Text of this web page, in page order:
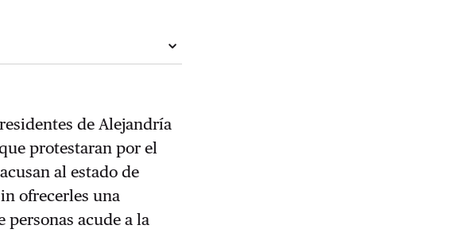
de Alejandría
protestaran por el
al estado de
ofrecerles una
personas acude a la